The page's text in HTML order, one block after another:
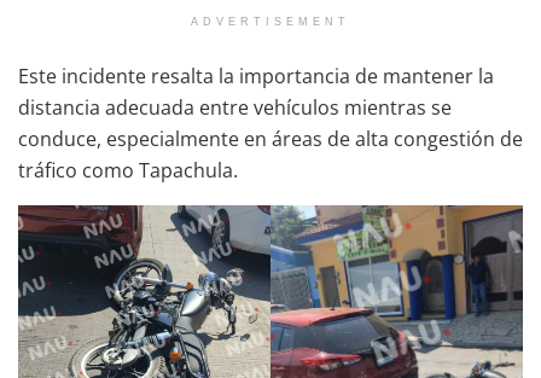
ADVERTISEMENT
Este incidente resalta la importancia de mantener la
distancia adecuada entre vehículos mientras se
conduce, especialmente en áreas de alta congestión de
tráfico como Tapachula.